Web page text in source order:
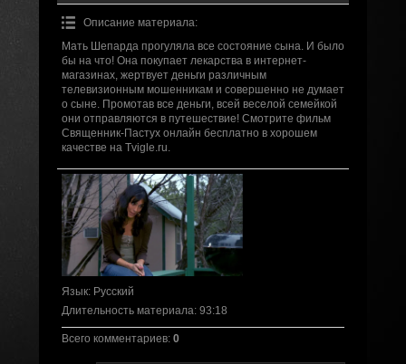
Описание материала:
Мать Шепарда прогуляла все состояние сына. И было
бы на что! Она покупает лекарства в интернет-
магазинах, жертвует деньги различным
телевизионным мошенникам и совершенно не думает
о сыне. Промотав все деньги, всей веселой семейкой
они отправляются в путешествие! Смотрите фильм
Священник-Пастух онлайн бесплатно в хорошем
качестве на Tvigle.ru.
Язык: Русский
Длительность материала: 93:18
Всего комментариев: 0